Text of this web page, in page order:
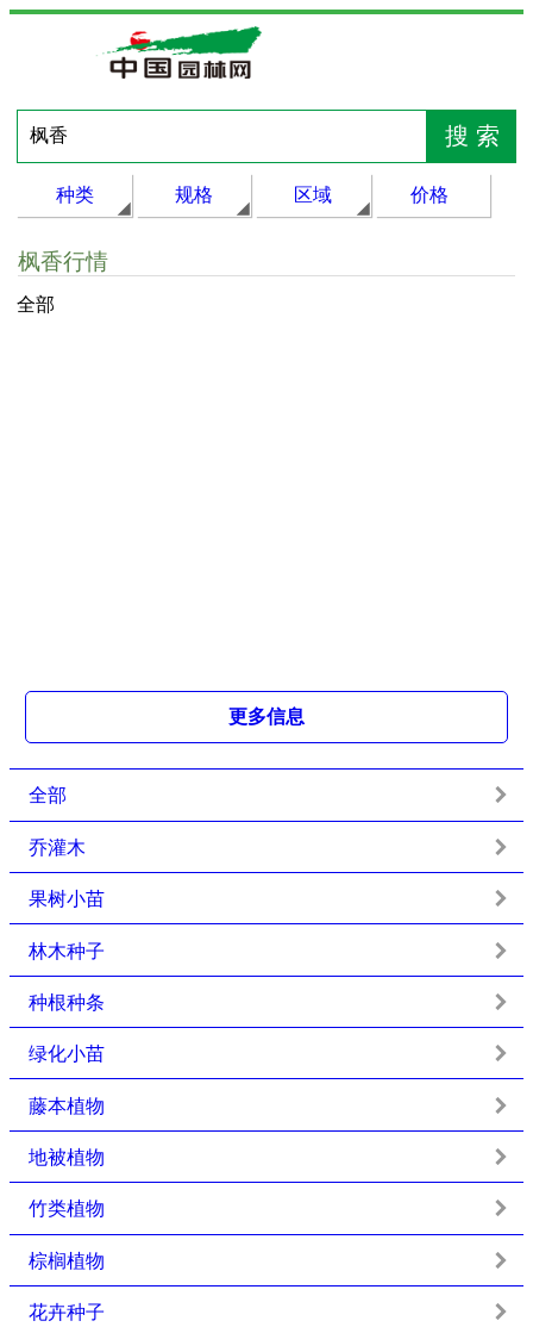
种类 规格 区域 价格
枫香行情
全部
更多信息
全部
乔灌木
果树小苗
林木种子
种根种条
绿化小苗
藤本植物
地被植物
竹类植物
棕榈植物
花卉种子